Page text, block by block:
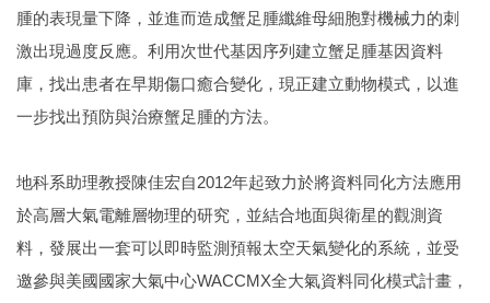
腫的表現量下降，並進而造成蟹足腫纖維母細胞對機械力的刺
激出現過度反應。利用次世代基因序列建立蟹足腫基因資料
庫，找出患者在早期傷口癒合變化，現正建立動物模式，以進
一步找出預防與治療蟹足腫的方法。
地科系助理教授陳佳宏自2012年起致力於將資料同化方法應用
於高層大氣電離層物理的研究，並結合地面與衛星的觀測資
料，發展出一套可以即時監測預報太空天氣變化的系統，並受
邀參與美國國家大氣中心WACCMX全大氣資料同化模式計畫，